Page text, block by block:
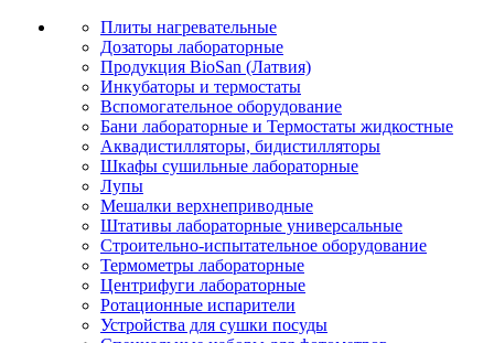
Плиты нагревательные
Дозаторы лабораторные
Продукция BioSan (Латвия)
Инкубаторы и термостаты
Вспомогательное оборудование
Бани лабораторные и Термостаты жидкостные
Аквадистилляторы, бидистилляторы
Шкафы сушильные лабораторные
Лупы
Мешалки верхнеприводные
Штативы лабораторные универсальные
Строительно-испытательное оборудование
Термометры лабораторные
Центрифуги лабораторные
Ротационные испарители
Устройства для сушки посуды